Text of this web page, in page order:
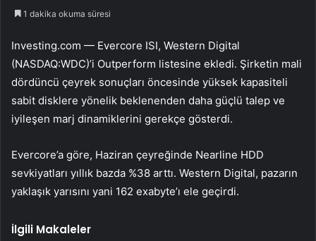
1 dakika okuma süresi
Investing.com — Evercore ISI, Western Digital
(NASDAQ:WDC)’i Outperform listesine ekledi. Şirketin mali
dördüncü çeyrek sonuçları öncesinde yüksek kapasiteli
sabit disklere yönelik beklenenden daha güçlü talep ve
iyileşen marj dinamiklerini gerekçe gösterdi.
Evercore’a göre, Haziran çeyreğinde Nearline HDD
sevkiyatları yıllık bazda %38 arttı. Western Digital, pazarın
yaklaşık yarısını yani 162 exabyte’ı ele geçirdi.
İlgili Makaleler